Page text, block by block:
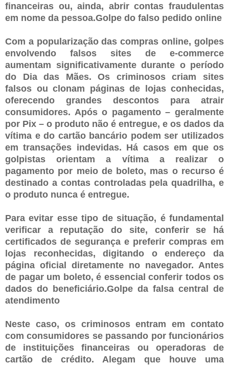
financeiras ou, ainda, abrir contas fraudulentas
em nome da pessoa.Golpe do falso pedido online
Com a popularização das compras online, golpes
envolvendo falsos sites de e-commerce
aumentam significativamente durante o período
do Dia das Mães. Os criminosos criam sites
falsos ou clonam páginas de lojas conhecidas,
oferecendo grandes descontos para atrair
consumidores. Após o pagamento – geralmente
por Pix – o produto não é entregue, e os dados da
vítima e do cartão bancário podem ser utilizados
em transações indevidas. Há casos em que os
golpistas orientam a vítima a realizar o
pagamento por meio de boleto, mas o recurso é
destinado a contas controladas pela quadrilha, e
o produto nunca é entregue.
Para evitar esse tipo de situação, é fundamental
verificar a reputação do site, conferir se há
certificados de segurança e preferir compras em
lojas reconhecidas, digitando o endereço da
página oficial diretamente no navegador. Antes
de pagar um boleto, é essencial conferir todos os
dados do beneficiário.Golpe da falsa central de
atendimento
Neste caso, os criminosos entram em contato
com consumidores se passando por funcionários
de instituições financeiras ou operadoras de
cartão de crédito. Alegam que houve uma